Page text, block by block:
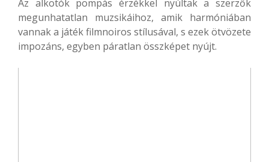
Az alkotók pompás érzékkel nyúltak a szerzők
megunhatatlan muzsikáihoz, amik harmóniában
vannak a játék filmnoiros stílusával, s ezek ötvözete
impozáns, egyben páratlan összképet nyújt.